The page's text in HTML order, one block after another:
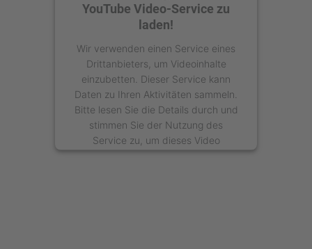
YouTube Video-Service zu
laden!
Wir verwenden einen Service eines
Drittanbieters, um Videoinhalte
einzubetten. Dieser Service kann
Daten zu Ihren Aktivitäten sammeln.
Bitte lesen Sie die Details durch und
stimmen Sie der Nutzung des
Service zu, um dieses Video
anzusehen.